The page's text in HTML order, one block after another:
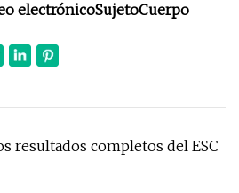
electrónicoSujetoCuerpo
resultados completos del ESC